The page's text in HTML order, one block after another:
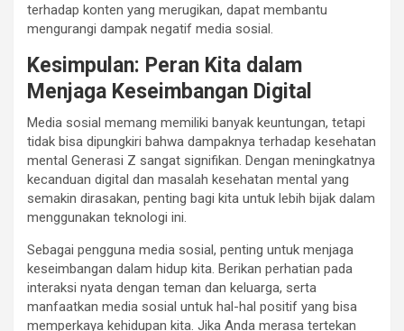
terhadap konten yang merugikan, dapat membantu
mengurangi dampak negatif media sosial.
Kesimpulan: Peran Kita dalam
Menjaga Keseimbangan Digital
Media sosial memang memiliki banyak keuntungan, tetapi
tidak bisa dipungkiri bahwa dampaknya terhadap kesehatan
mental Generasi Z sangat signifikan. Dengan meningkatnya
kecanduan digital dan masalah kesehatan mental yang
semakin dirasakan, penting bagi kita untuk lebih bijak dalam
menggunakan teknologi ini.
Sebagai pengguna media sosial, penting untuk menjaga
keseimbangan dalam hidup kita. Berikan perhatian pada
interaksi nyata dengan teman dan keluarga, serta
manfaatkan media sosial untuk hal-hal positif yang bisa
memperkaya kehidupan kita. Jika Anda merasa tertekan